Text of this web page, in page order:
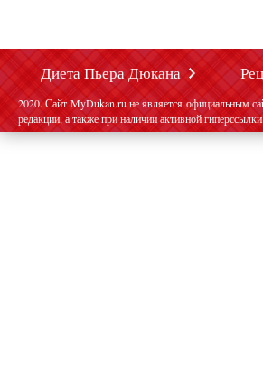
Диета Пьера Дюкана
2020. Сайт MyDukan.ru не является официальным
редакции, а также при наличии активной